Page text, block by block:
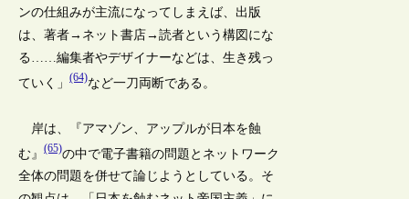
ンの仕組みが主流になってしまえば、出版
は、著者→ネット書店→読者という構図にな
る……編集者やデザイナーなどは、生き残っ
ていく」(64)など一刀両断である。
岸は、『アマゾン、アップルが日本を蝕
む』(65)の中で電子書籍の問題とネットワーク
全体の問題を併せて論じようとしている。そ